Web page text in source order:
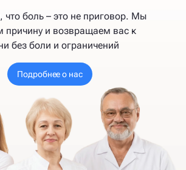
боль – это не приговор. Мы
причину и возвращаем вас к
без боли и ограничений
Подробнее о нас